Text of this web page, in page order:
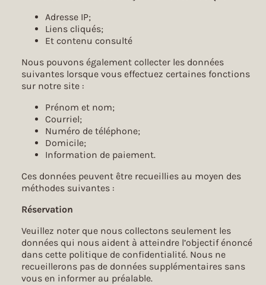
Adresse IP;
Liens cliqués;
Et contenu consulté
Nous pouvons également collecter les données
suivantes lorsque vous effectuez certaines fonctions
sur notre site :
Prénom et nom;
Courriel;
Numéro de téléphone;
Domicile;
Information de paiement.
Ces données peuvent être recueillies au moyen des
méthodes suivantes :
Réservation
Veuillez noter que nous collectons seulement les
données qui nous aident à atteindre l’objectif énoncé
dans cette politique de confidentialité. Nous ne
recueillerons pas de données supplémentaires sans
vous en informer au préalable.